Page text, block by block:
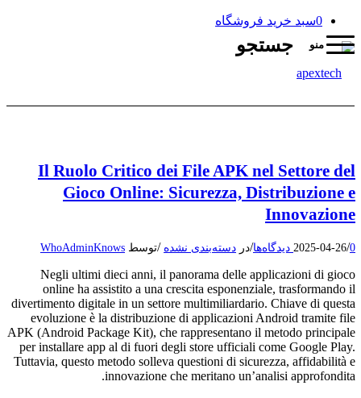
0سبد خرید فروشگاه
جستجو منو
Il Ruolo Critico dei File APK nel Settore del
Gioco Online: Sicurezza, Distribuzione e
Innovazione
2025-04-26/0 دیدگاه‌ها /در دسته‌بندی نشده /توسط WhoAdminKnows
Negli ultimi dieci anni, il panorama delle applicazioni di gioco
online ha assistito a una crescita esponenziale, trasformando il
divertimento digitale in un settore multimiliardario. Chiave di questa
evoluzione è la distribuzione di applicazioni Android tramite file
APK (Android Package Kit), che rappresentano il metodo principale
per installare app al di fuori degli store ufficiali come Google Play.
Tuttavia, questo metodo solleva questioni di sicurezza, affidabilità e
innovazione che meritano un’analisi approfondita.